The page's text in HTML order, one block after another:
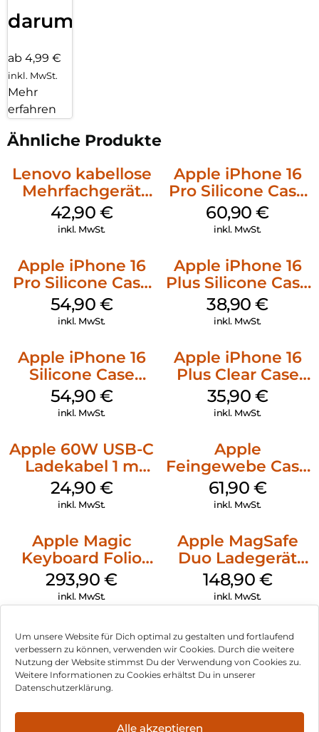
Um unsere Website für Dich optimal zu gestalten und fortlaufend
verbessern zu können, verwenden wir Cookies. Durch die weitere
Nutzung der Website stimmst Du der Verwendung von Cookies zu.
Weitere Informationen zu Cookies erhältst Du in unserer
Datenschutzerklärung.
Alle akzeptieren
darum!
ab 4,99 €
inkl. MwSt.
Mehr
erfahren
Ähnliche Produkte
Lenovo kabellose
Mehrfachgerät
Luna Grey
42,90 €
inkl. MwSt.
Apple iPhone 16
Pro Silicone Case
MagSafe Stone
Gray
60,90€
inkl. MwSt.
Apple iPhone 16
Pro Silicone Case
MagSafe Black
54,90 €
inkl. MwSt.
Apple iPhone 16
Plus Silicone Case
MagSafe Denim
38,90€
inkl. MwSt.
Apple iPhone 16
Silicone Case
MagSafe Lake
Green
54,90 €
inkl. MwSt.
Apple iPhone 16
Plus Clear Case
MagSafe
Transparent
35,90 €
inkl. MwSt.
Apple 60W USB-C
Ladekabel 1 m
Weiß
24,90 €
inkl. MwSt.
Apple
Feingewebe Case
iPhone 15 Pro
MagSafe Schwarz
61,90 €
inkl. MwSt.
Apple Magic
Keyboard Folio
iPad 10.9″ (10.Gen.)
Weiß
293,90€
inkl. MwSt.
Apple MagSafe
Duo Ladegerät
Weiß
148,90 €
inkl. MwSt.
Impressum